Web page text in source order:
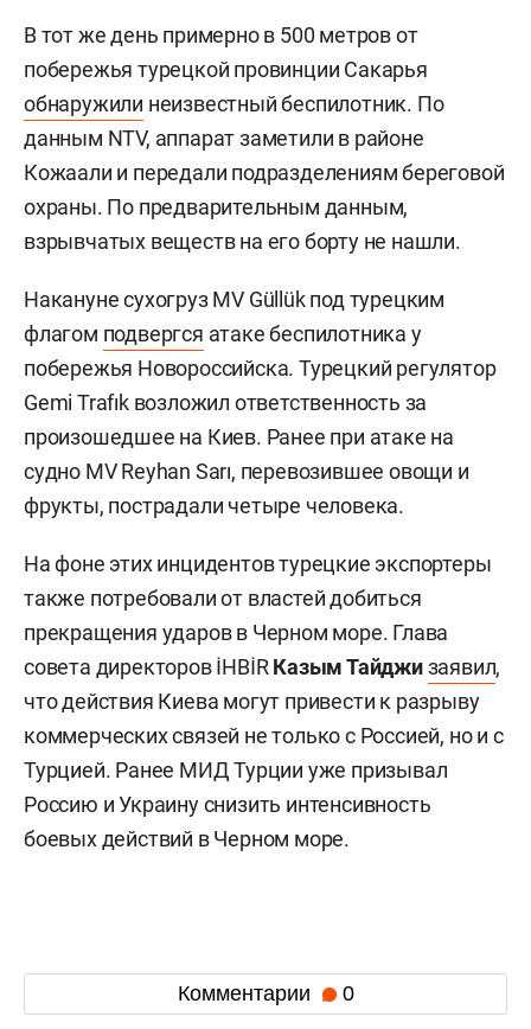
В тот же день примерно в 500 метров от
побережья турецкой провинции Сакарья
обнаружили неизвестный беспилотник. По
данным NTV, аппарат заметили в районе
Кожаали и передали подразделениям береговой
охраны. По предварительным данным,
взрывчатых веществ на его борту не нашли.
Накануне сухогруз MV Güllük под турецким
флагом подвергся атаке беспилотника у
побережья Новороссийска. Турецкий регулятор
Gemi Trafık возложил ответственность за
произошедшее на Киев. Ранее при атаке на
судно MV Reyhan Sarı, перевозившее овощи и
фрукты, пострадали четыре человека.
На фоне этих инцидентов турецкие экспортеры
также потребовали от властей добиться
прекращения ударов в Черном море. Глава
совета директоров İHBİRКазым Тайджизаявил,
что действия Киева могут привести к разрыву
коммерческих связей не только с Россией, но и с
Турцией. Ранее МИД Турции уже призывал
Россию и Украину снизить интенсивность
боевых действий в Черном море.
Комментарии 0